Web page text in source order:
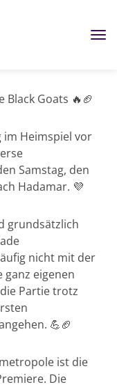
Black Goats 🔥🏈
im Heimspiel vor
Samstag, den
Hadamar. 💜
grundsätzlich
nicht mit der
eigenen
Partie trotz
💪🏈
ist die
Die